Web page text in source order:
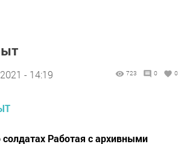
- 14:19 723 0 0
солдатах Работая с архивными